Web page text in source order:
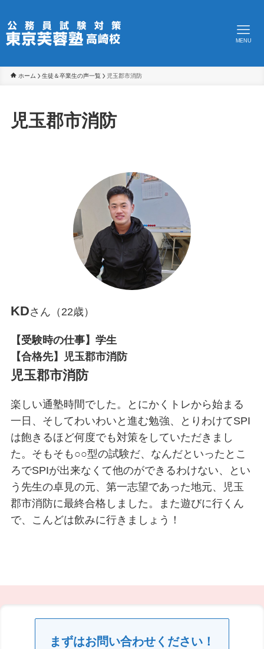
MENU
ホーム 生徒＆卒業生の声一覧 児玉郡市消防
児玉郡市消防
KDさん（22歳）
【受験時の仕事】学生
【合格先】児玉郡市消防
児玉郡市消防
楽しい通塾時間でした。とにかくトレから始まる
一日、そしてわいわいと進む勉強、とりわけてSPI
は飽きるほど何度でも対策をしていただきまし
た。そもそも○○型の試験だ、なんだといったとこ
ろでSPIが出来なくて他のができるわけない、とい
う先生の卓見の元、第一志望であった地元、児玉
郡市消防に最終合格しました。また遊びに行くん
で、こんどは飲みに行きましょう！
まずはお問い合わせください！